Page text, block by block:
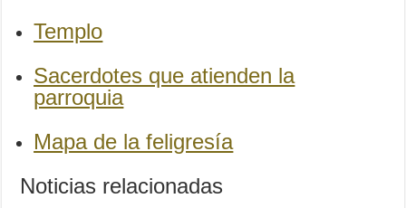
Templo
Sacerdotes que atienden la
parroquia
Mapa de la feligresía
Noticias relacionadas